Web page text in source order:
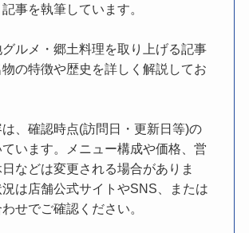
事を執筆しています。
ルメ・郷土料理を取り上げる記事
の特徴や歴史を詳しく解説してお
、確認時点(訪問日・更新日等)の
います。メニュー構成や価格、営
などは変更される場合がありま
は店舗公式サイトやSNS、または
せでご確認ください。